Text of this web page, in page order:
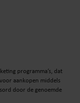
programma’s, dat
aankopen middels
door de genoemde